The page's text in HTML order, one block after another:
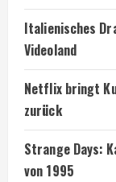
Italienisches
Videoland
Netflix bringt
zurück
Strange Days:
von 1995